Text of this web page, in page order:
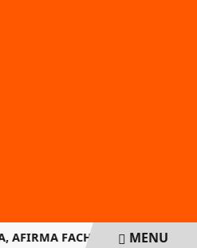
FACHIN NA RETOMADA
MENU